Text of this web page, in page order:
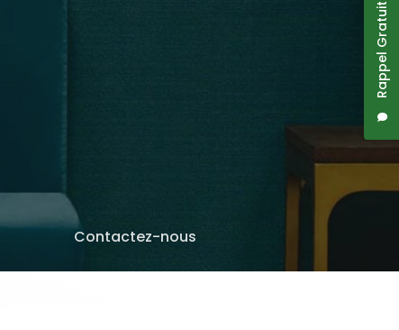
Rappel Gratuit
Contactez-nous